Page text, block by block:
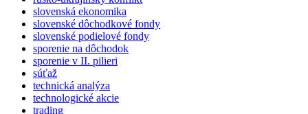
slovenská ekonomika
slovenské dôchodkové fondy
slovenské podielové fondy
sporenie na dôchodok
sporenie v II. pilieri
súťaž
technická analýza
technologické akcie
trading